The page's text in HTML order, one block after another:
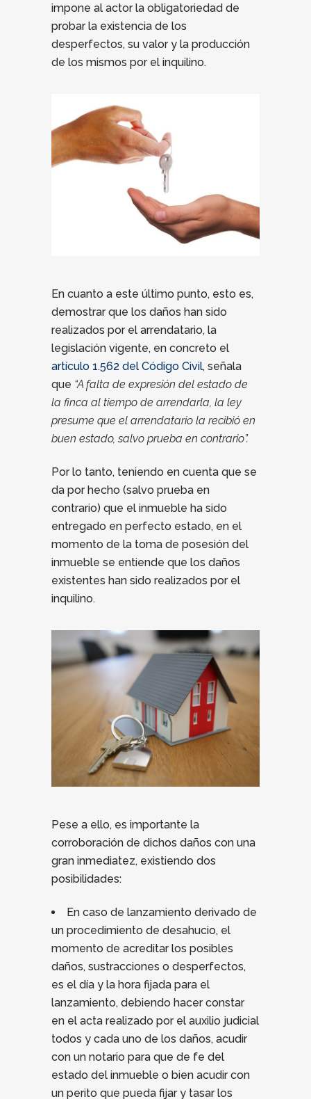
impone al actor la obligatoriedad de
probar la existencia de los
desperfectos, su valor y la producción
de los mismos por el inquilino.
En cuanto a este último punto, esto es,
demostrar que los daños han sido
realizados por el arrendatario, la
legislación vigente, en concreto el
artículo 1.562 del Código Civil, señala
que “A falta de expresión del estado de
la finca al tiempo de arrendarla, la ley
presume que el arrendatario la recibió en
buen estado, salvo prueba en contrario”.
Por lo tanto, teniendo en cuenta que se
da por hecho (salvo prueba en
contrario) que el inmueble ha sido
entregado en perfecto estado, en el
momento de la toma de posesión del
inmueble se entiende que los daños
existentes han sido realizados por el
inquilino.
Pese a ello, es importante la
corroboración de dichos daños con una
gran inmediatez, existiendo dos
posibilidades:
En caso de lanzamiento derivado de
un procedimiento de desahucio, el
momento de acreditar los posibles
daños, sustracciones o desperfectos,
es el día y la hora fijada para el
lanzamiento, debiendo hacer constar
en el acta realizado por el auxilio judicial
todos y cada uno de los daños, acudir
con un notario para que de fe del
estado del inmueble o bien acudir con
un perito que pueda fijar y tasar los